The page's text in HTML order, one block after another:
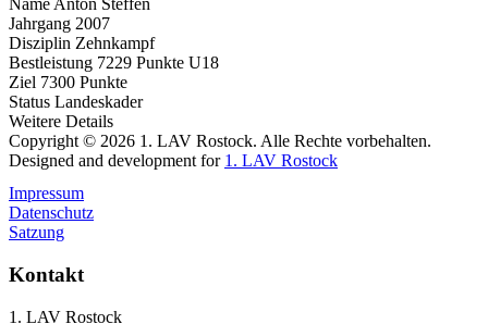
NameAnton Steffen
Jahrgang 2007
Disziplin Zehnkampf
Bestleistung 7229 Punkte U18
Ziel 7300 Punkte
Status Landeskader
Weitere Details
Copyright © 2026 1. LAV Rostock. Alle Rechte vorbehalten.
Designed and development for 1. LAV Rostock
Impressum
Datenschutz
Satzung
Kontakt
1. LAV Rostock